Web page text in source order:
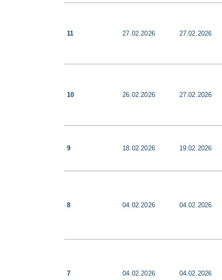
11 27.02.2026 27.02.2026
10 26.02.2026 27.02.2026
9 18.02.2026 19.02.2026
8 04.02.2026 04.02.2026
7 04.02.2026 04.02.2026